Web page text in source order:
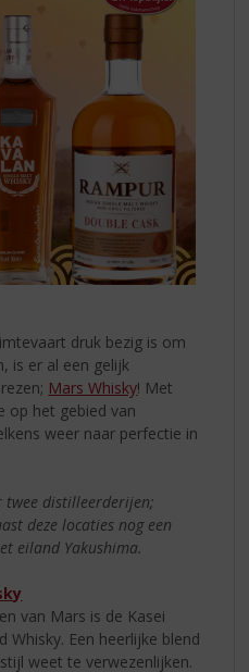
druk bezig is om
is er al een gelijk
Mars Whisky! Met
op het gebied van
weer naar perfectie in
twee distilleerderijen;
deze locaties nog een
eiland Yakushima.
van Mars is de Kasei
Whisky. Een heerlijke blend
weet te verwezenlijken.